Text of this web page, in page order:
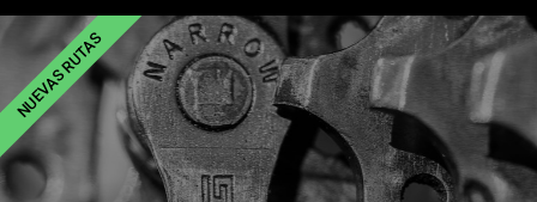
NUEVAS RUTAS